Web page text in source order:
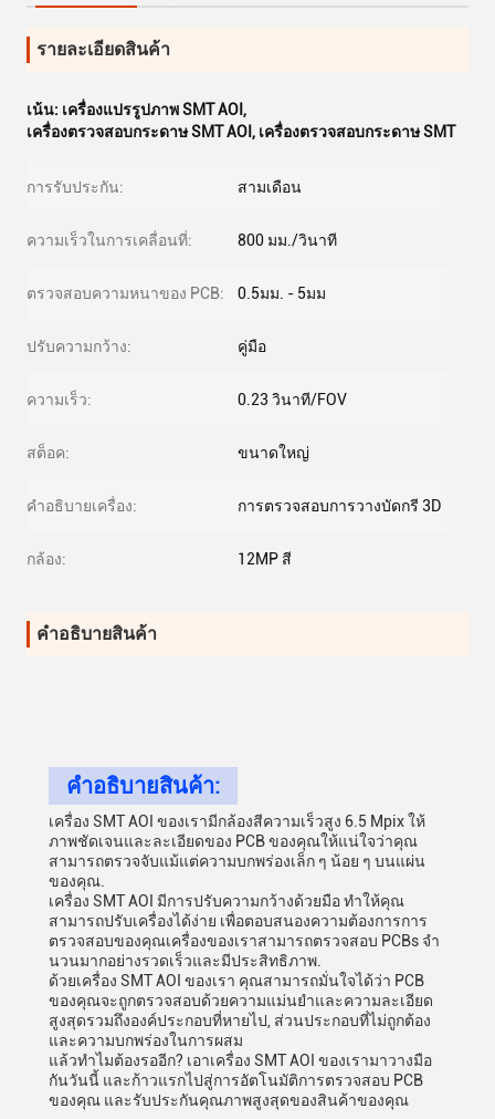
รายละเอียดสินค้า
เน้น: เครื่องแปรรูปภาพ SMT AOI ,
เครื่องตรวจสอบกระดาษ SMT AOI , เครื่องตรวจสอบกระดาษ SMT
การรับประกัน: สามเดือน
ความเร็วในการเคลื่อนที่: 800 มม./วินาที
ตรวจสอบความหนาของ PCB: 0.5มม. - 5มม
ปรับความกว้าง: คู่มือ
ความเร็ว: 0.23 วินาที/FOV
สต็อค: ขนาดใหญ่
คำอธิบายเครื่อง: การตรวจสอบการวางบัดกรี 3D
กล้อง: 12MP สี
คําอธิบายสินค้า
คําอธิบายสินค้า:
เครื่อง SMT AOI ของเรามีกล้องสีความเร็วสูง 6.5 Mpix ให้
ภาพชัดเจนและละเอียดของ PCB ของคุณให้แน่ใจว่าคุณ
สามารถตรวจจับแม้แต่ความบกพร่องเล็ก ๆ น้อย ๆ บนแผ่น
ของคุณ.
เครื่อง SMT AOI มีการปรับความกว้างด้วยมือ ทําให้คุณ
สามารถปรับเครื่องได้ง่าย เพื่อตอบสนองความต้องการการ
ตรวจสอบของคุณเครื่องของเราสามารถตรวจสอบ PCBs จํา
นวนมากอย่างรวดเร็วและมีประสิทธิภาพ.
ด้วยเครื่อง SMT AOI ของเรา คุณสามารถมั่นใจได้ว่า PCB
ของคุณจะถูกตรวจสอบด้วยความแม่นยําและความละเอียด
สูงสุดรวมถึงองค์ประกอบที่หายไป, ส่วนประกอบที่ไม่ถูกต้อง
และความบกพร่องในการผสม
แล้วทําไมต้องรออีก? เอาเครื่อง SMT AOI ของเรามาวางมือ
กันวันนี้ และก้าวแรกไปสู่การอัตโนมัติการตรวจสอบ PCB
ของคุณ และรับประกันคุณภาพสูงสุดของสินค้าของคุณ